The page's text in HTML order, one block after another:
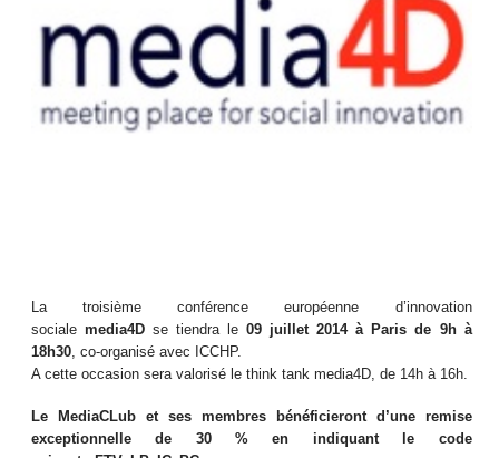
La troisième conférence européenne d’innovation
socialemed ia4D se tiendra le09 juillet 2014 à Paris de 9h à
18h30, co-organisé avec ICCHP.
A cette occasion sera valorisé le think tank media4D, de 14h à 16h.
Le MediaCLub et ses membres bénéficieront d’une remise
exceptionnelle de 30 % en indiquant le code